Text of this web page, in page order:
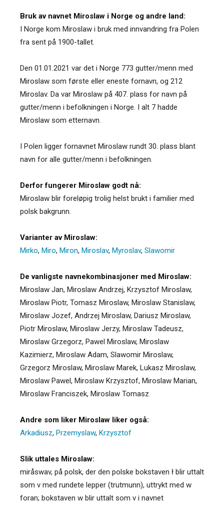
Bruk av navnet Miroslaw i Norge og andre land:
I Norge kom Miroslaw i bruk med innvandring fra Polen
fra sent på 1900-tallet.
Den 01.01.2021 var det i Norge 773 gutter/menn med
Miroslaw som første eller eneste fornavn, og 212
Miroslav. Da var Miroslaw på 407. plass for navn på
gutter/menn i befolkningen i Norge. I alt 7 hadde
Miroslaw som etternavn.
I Polen ligger fornavnet Miroslaw rundt 30. plass blant
navn for alle gutter/menn i befolkningen.
Derfor fungerer Miroslaw godt nå:
Miroslaw blir foreløpig trolig helst brukt i familier med
polsk bakgrunn.
Varianter av Miroslaw:
Mirko, Miro, Miron, Miroslav, Myroslav, Slawomir
De vanligste navnekombinasjoner med Miroslaw:
Miroslaw Jan, Miroslaw Andrzej, Krzysztof Miroslaw,
Miroslaw Piotr, Tomasz Miroslaw, Miroslaw Stanislaw,
Miroslaw Jozef, Andrzej Miroslaw, Dariusz Miroslaw,
Piotr Miroslaw, Miroslaw Jerzy, Miroslaw Tadeusz,
Miroslaw Grzegorz, Pawel Miroslaw, Miroslaw
Kazimierz, Miroslaw Adam, Slawomir Miroslaw,
Grzegorz Miroslaw, Miroslaw Marek, Lukasz Miroslaw,
Miroslaw Pawel, Miroslaw Krzysztof, Miroslaw Marian,
Miroslaw Franciszek, Miroslaw Tomasz
Andre som liker Miroslaw liker også:
Arkadiusz, Przemyslaw, Krzysztof
Slik uttales Miroslaw:
miråswav, på polsk, der den polske bokstaven ł blir uttalt
som v med rundete lepper (trutmunn), uttrykt med w
foran; bokstaven w blir uttalt som v i navnet